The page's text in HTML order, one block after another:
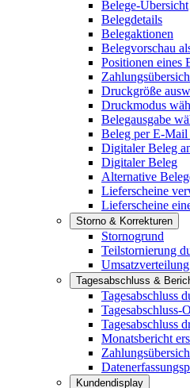
Belege-Übersicht
Belegdetails
Belegaktionen
Belegvorschau
Positionen eines
Druckgröße
Druckmodus
Belegausgabe
Beleg per E-Mail
Digitaler Beleg
Digitaler Beleg
Alternative
Lieferscheine
Lieferscheine
Storno & Korrekturen
Stornogrund
Teilstornierung
Tagesabschluss &
Tagesabschluss
Tagesabschluss-
Tagesabschluss
Monatsbericht
Kundendisplay